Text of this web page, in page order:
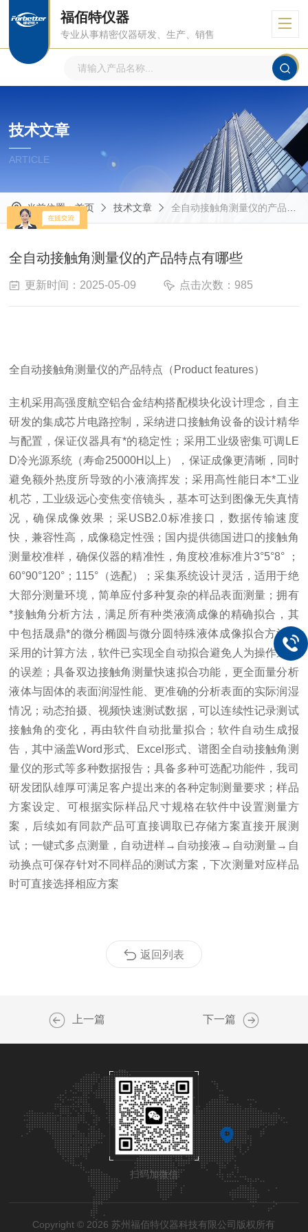
福佰特仪器
专业从事精密仪器研发、生产、销售
技术文章
ARTICLE
当前位置：首页 技术文章 全自动接触角测量仪的产品特点有哪些
全自动接触角测量仪的产品特点有哪些
更新时间：2025-05-09 点击次数：985
全自动接触角测量仪的产品特点（Product features）
主机采用高强度航空铝合金结构搭配模块化设计理念，自主
研发的集成芯片电路控制，采纳进口接触角设备的设计精华
与配置，保证仪器具有*的稳定性；采用工业级密集可调LE
D冷光源系统（寿命25000H以上），保证成像更清晰，同时
避免额外热度所导致的小液滴挥发；采用高性能日本*工业
机芯，工业级远心变焦变倍镜头，基本可达到图像无失真情
况，确保成像效果；采USB2.0标准接口，数据传输速度
快，兼容性高，成像稳定性强；国内提供德国进口的接触角
测量校准样，确保仪器的精准性，角度校准标准片3°5°8° ；
60°90°120°；115°（选配）；采集系统设计灵活，适用于绝
大部分测量环境，简单应付多种复杂的样品表面测量；拥有
*接触角分析方法，满足所有种类液滴成像的精确拟合，其
中包括晟鼎*的微分椭圆与微分圆特殊液体成像拟合方法；
采用的计算方法，软件已实现全自动拟合避免人为操作造成
的误差；具备双边接触角测量快速拟合功能，更全面量分析
液体与固体的表面润湿性能、更准确的分析表面的实际润湿
情况；动态拍摄、视频快速测试数据，可以连续性记录测试
接触角的变化，再由软件自动批量拟合；软件自动生成报
告，其中涵盖Word形式、Excel形式、谱图全自动接触角测
量仪的形式等多种数据报告；具备多种可选配功能件，我司
研发团队雄厚可满足客户提出来的各种定制测量要求；样品
方案设定、可根据实际样品尺寸规格在软件中设置测量方
案，后续如有同款产品可直接调取已存储方案直接开展测
试；一键式多点测量，自动进样→自动接液→自动测量→自
动换点可保存针对不同样品的测试方案，下次测量对应样品
时可直接选择相应方案
返回列表
上一篇 下一篇
扫码加微信
Copyright © 2026 苏州福佰特仪器科技有限公司版权所有